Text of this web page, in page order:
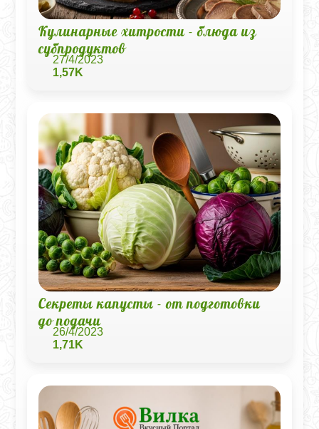
Кулинарные хитрости - блюда из
субпродуктов
27/4/2023
1,57K
Секреты капусты - от подготовки
до подачи
26/4/2023
1,71K